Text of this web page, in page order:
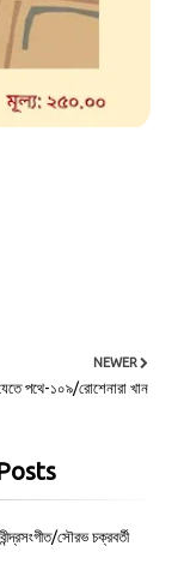
NEWER
পথে-১০৯/রোশেনারা খান
সৌরভ চক্রবর্তী